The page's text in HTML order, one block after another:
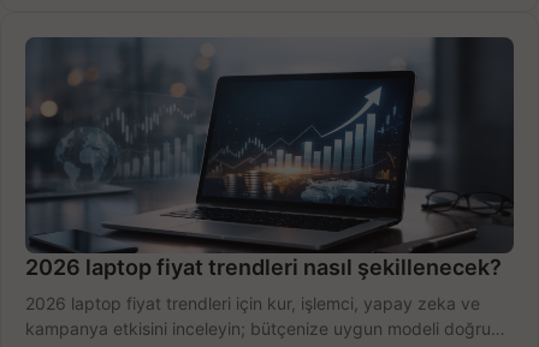
2026 laptop fiyat trendleri nasıl şekillenecek?
2026 laptop fiyat trendleri için kur, işlemci, yapay zeka ve
kampanya etkisini inceleyin; bütçenize uygun modeli doğru